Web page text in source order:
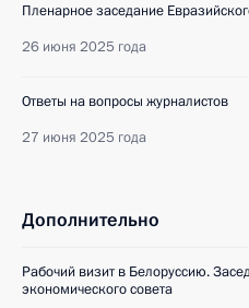
Пленарное заседание
26 июня 2025 года
Ответы на вопросы журналистов
27 июня 2025 года
Дополнительно
Рабочий визит в Белоруссию.
экономического совета